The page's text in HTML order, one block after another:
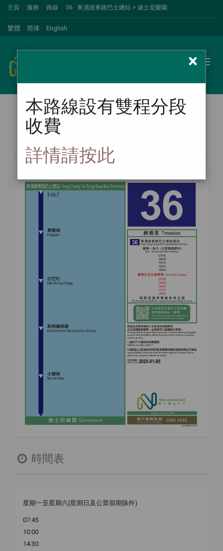
主頁 服務 路線 36 東涌達東路巴士總站 > 迪士尼樂園
繁體 简体 English
路線圖
時間表
星期一至星期六(星期日及公眾假期除外)
07:45
10:00
14:30
×
本路線設有雙程分段
收費
詳情請按此